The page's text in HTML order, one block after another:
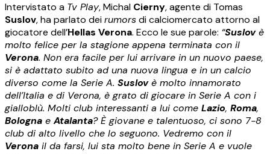
Intervistato a Tv Play, Michal Cierny, agente di Tomas
Suslov, ha parlato deirumorsdi calciomercato attorno al
giocatore dell’Hellas Verona. Ecco le sue parole: “Suslovè
molto felice per la stagione appena terminata con il
Verona. Non era facile per lui arrivare in un nuovo paese,
si è adattato subito ad una nuova lingua e in un calcio
diverso come la Serie A. Suslovè molto innamorato
dell’Italia e di Verona, è grato di giocare in Serie A con i
gialloblù. Molti club interessanti a lui come Lazio, Roma,
Bologna eAtalanta? È giovane e talentuoso, ci sono 7-8
club di alto livello che lo seguono. Vedremo con il
Verona il da farsi, lui sta molto bene in Serie A e vuole